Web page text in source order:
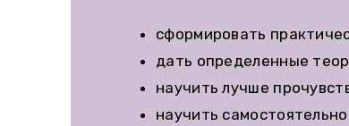
сформировать
дать определенные
научить лучше
научить